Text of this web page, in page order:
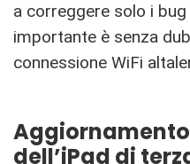
a correggere solo i
importante è senza
connessione WiFi
dell’iPad di